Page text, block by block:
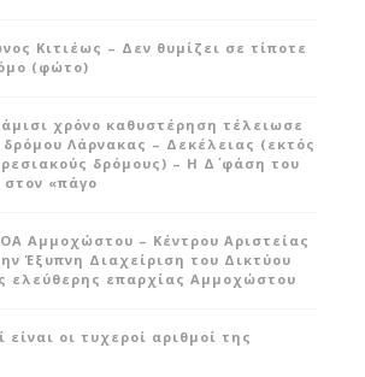
Κιτιέως – Δεν θυμίζει σε τίποτε
(φώτο)
χρόνο καθυστέρηση τέλειωσε
δρόμου Λάρνακας – Δεκέλειας (εκτός
δρόμους) – Η Δ΄ φάση του
στον «πάγο
Αμμοχώστου – Κέντρου Αριστείας
Έξυπνη Διαχείριση του Δικτύου
ελεύθερης επαρχίας Αμμοχώστου
είναι οι τυχεροί αριθμοί της